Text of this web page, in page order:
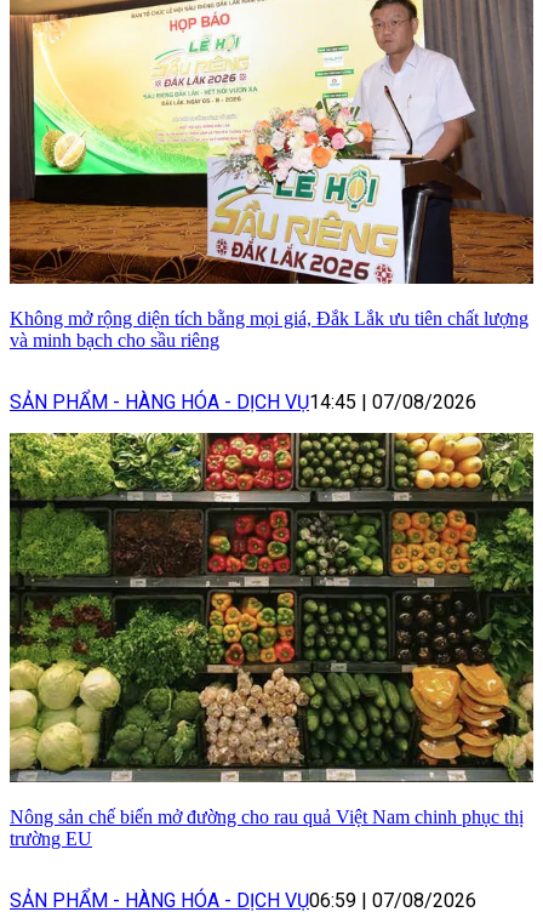
Không mở rộng diện tích bằng mọi giá, Đắk Lắk ưu tiên chất lượng
và minh bạch cho sầu riêng
SẢN PHẨM - HÀNG HÓA - DỊCH VỤ14:45 07/08/2026
Nông sản chế biến mở đường cho rau quả Việt Nam chinh phục thị
trường EU
SẢN PHẨM - HÀNG HÓA - DỊCH VỤ06:59 07/08/2026